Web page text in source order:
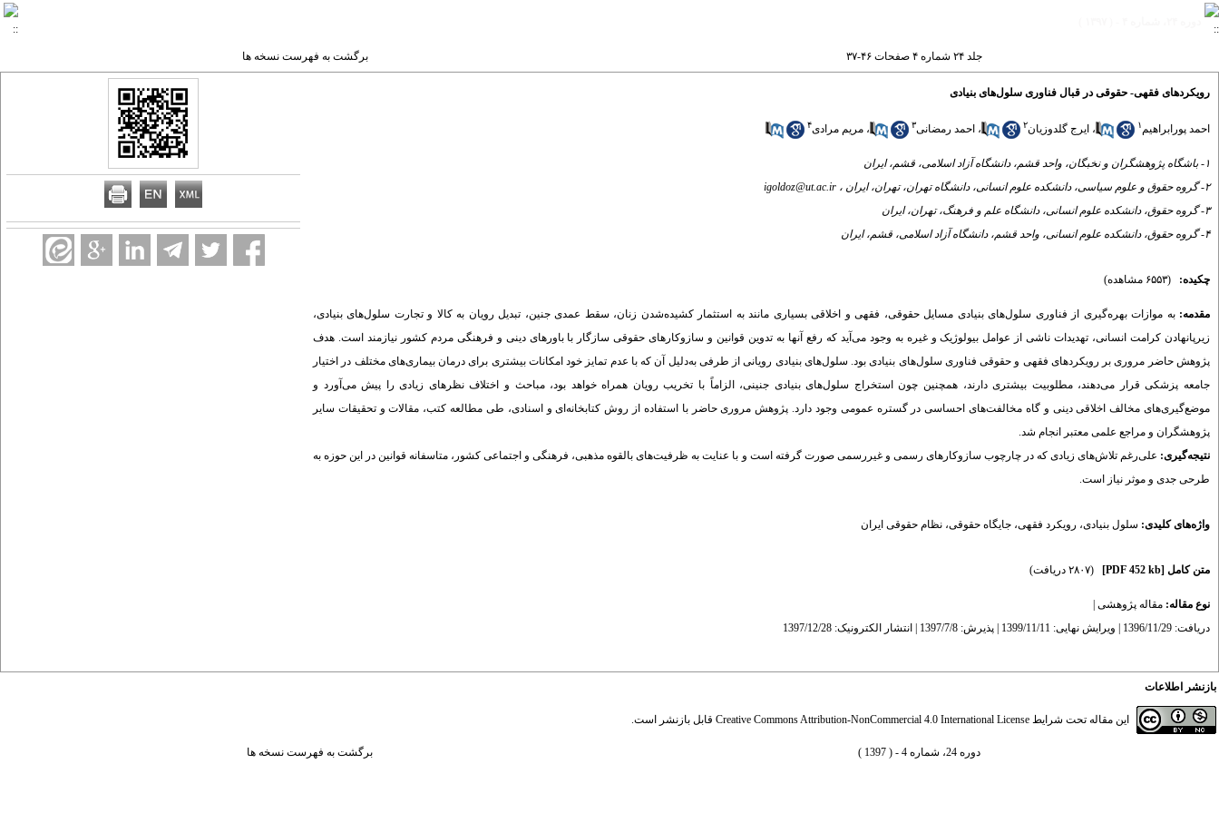
جلد ۲۴ شماره ۴ صفحات ۴۶-۳۷ برگشت به فهرست نسخه ها
رویکردهای فقهی- حقوقی در قبال فناوری سلول‌های بنیادی
احمد پورابراهیم۱ ، ایرج گلدوزیان۲ ، احمد رمضانی۳ ، مریم مرادی۴
۱- باشگاه پژوهشگران و نخبگان، واحد قشم، دانشگاه آزاد اسلامی، قشم، ایران
۲- گروه حقوق و علوم سیاسی، دانشکده علوم انسانی، دانشگاه تهران، تهران، ایران ،
igoldoz@ut.ac.ir
۳- گروه حقوق، دانشکده علوم انسانی، دانشگاه علم و فرهنگ، تهران، ایران
۴- گروه حقوق، دانشکده علوم انسانی، واحد قشم، دانشگاه آزاد اسلامی، قشم، ایران
چکیده: (۶۵۵۳ مشاهده)
مقدمه: به موازات بهره‌گیری از فناوری سلول‌های بنیادی مسایل حقوقی، فقهی و اخلاقی بسیاری مانند به استثمار کشیده‌شدن زنان، سقط عمدی جنین، تبدیل رویان به کالا و تجارت سلول‌های بنیادی،
زیرپانهادن کرامت انسانی، تهدیدات ناشی از عوامل بیولوژیک و غیره به وجود می‌آید که رفع آنها به تدوین قوانین و سازوکارهای حقوقی سازگار با باورهای دینی و فرهنگی مردم کشور نیازمند است. هدف
پژوهش حاضر مروری بر رویکردهای فقهی و حقوقی فناوری سلول‌های بنیادی بود. سلول‌های بنیادی رویانی از طرفی به‌دلیل آن که با عدم تمایز خود امکانات بیشتری برای درمان بیماری‌های مختلف در اختیار
جامعه پزشکی قرار می‌دهند، مطلوبیت بیشتری دارند، همچنین چون استخراج سلول‌های بنیادی جنینی، الزاماً با تخریب رویان همراه خواهد بود، مباحث و اختلاف نظرهای زیادی را پیش می‌آورد و
موضع‌گیری‌های مخالف اخلاقی دینی و گاه مخالفت‌های احساسی در گستره عمومی وجود دارد. پژوهش مروری حاضر با استفاده از روش کتابخانه‌ای و اسنادی، طی مطالعه کتب، مقالات و تحقیقات سایر
پژوهشگران و مراجع علمی معتبر انجام شد.
نتیجه‌گیری: علی‌رغم تلاش‌های زیادی که در چارچوب سازوکارهای رسمی و غیررسمی صورت گرفته است و با عنایت به ظرفیت‌های بالقوه مذهبی، فرهنگی و اجتماعی کشور، متاسفانه قوانین در این حوزه به
طرحی جدی و موثر نیاز است.
واژه‌های کلیدی: سلول بنیادی، رویکرد فقهی، جایگاه حقوقی، نظام حقوقی ایران
متن کامل [PDF 452 kb] (۲۸۰۷ دریافت)
نوع مقاله: مقاله پژوهشی
دریافت: 1396/11/29 | ویرایش نهایی: 1399/11/11 | پذیرش: 1397/7/8 | انتشار الکترونیک: 1397/12/28
بازنشر اطلاعات
این مقاله تحت شرایط Creative Commons Attribution-NonCommercial 4.0 International License قابل بازنشر است.
دوره 24، شماره 4 - ( 1397 ) برگشت به فهرست نسخه ها